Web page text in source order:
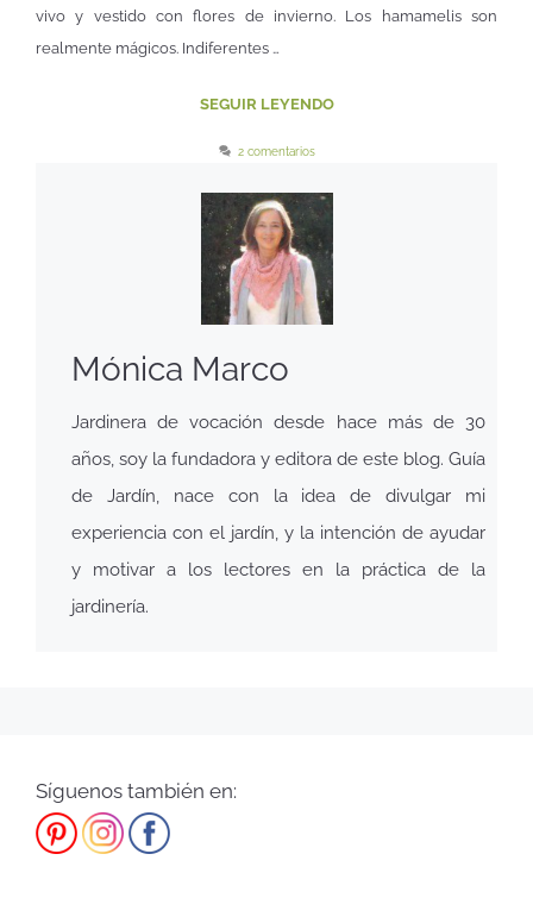
vivo y vestido con flores de invierno. Los hamamelis son
realmente mágicos. Indiferentes …
SEGUIR LEYENDO
2 comentarios
Mónica Marco
Jardinera de vocación desde hace más de 30
años, soy la fundadora y editora de este blog. Guía
de Jardín, nace con la idea de divulgar mi
experiencia con el jardín, y la intención de ayudar
y motivar a los lectores en la práctica de la
jardinería.
Síguenos también en: